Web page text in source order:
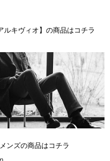
ルキヴィオ】の商品はコチラ
ンズの商品はコチラ